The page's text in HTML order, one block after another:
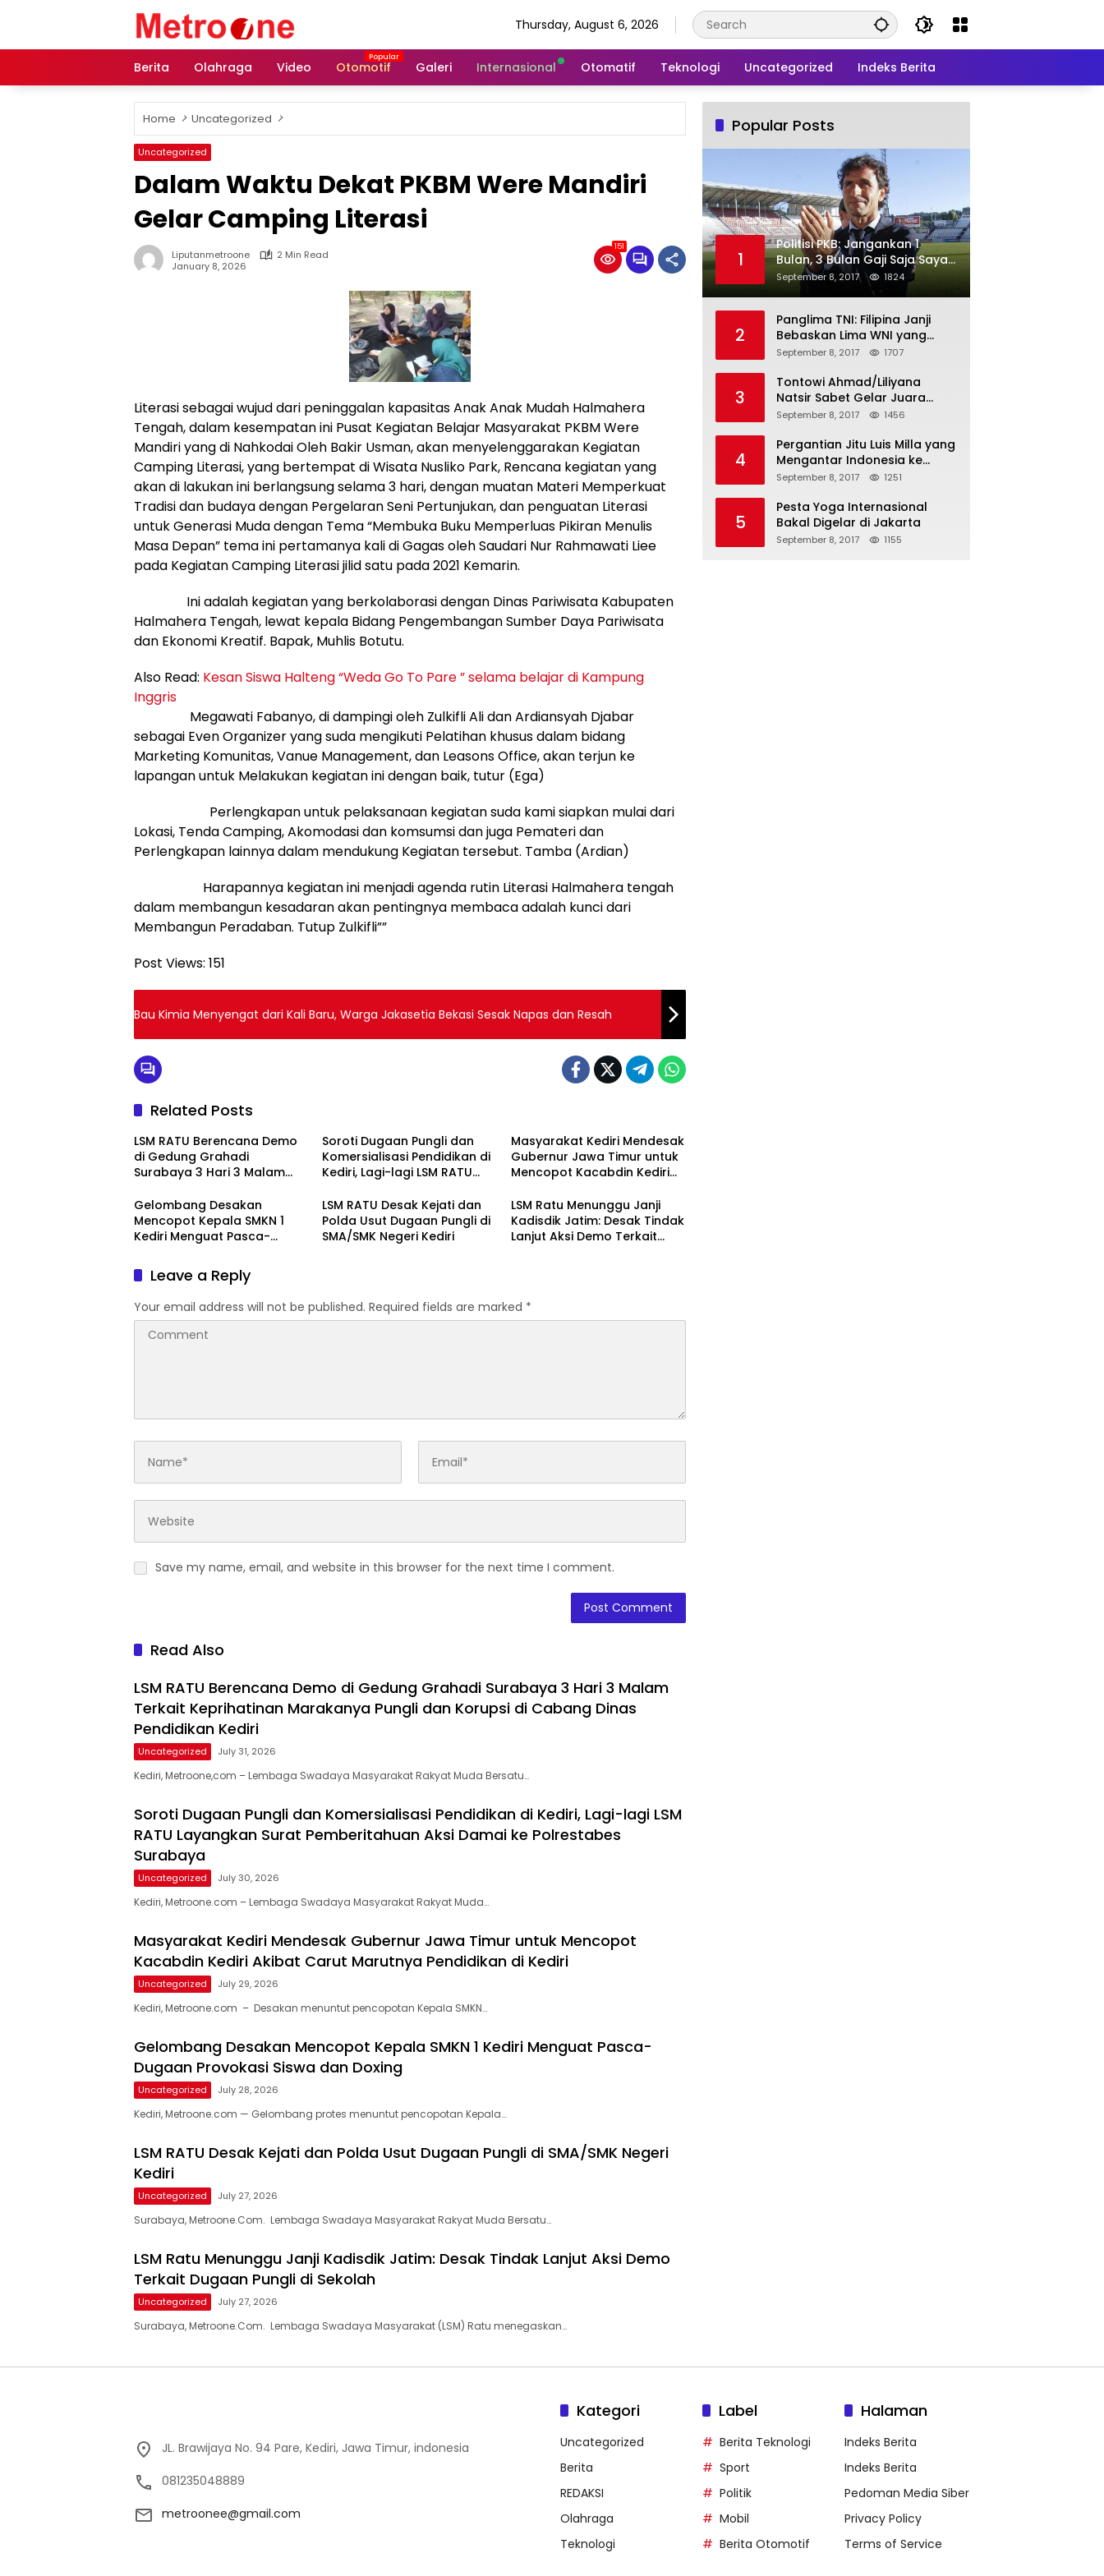
Thursday, August 6, 2026
Berita Olahraga Video Otomotif Galeri Internasional Otomatif Teknologi Uncategorized Indeks Berita
Home Uncategorized
Uncategorized
Dalam Waktu Dekat PKBM Were Mandiri
Gelar Camping Literasi
Liputanmetroone
2 Min Read
January 8, 2026
151
Literasi sebagai wujud dari peninggalan kapasitas Anak Anak Mudah Halmahera
Tengah, dalam kesempatan ini Pusat Kegiatan Belajar Masyarakat PKBM Were
Mandiri yang di Nahkodai Oleh Bakir Usman, akan menyelenggarakan Kegiatan
Camping Literasi, yang bertempat di Wisata Nusliko Park, Rencana kegiatan yang
akan di lakukan ini berlangsung selama 3 hari, dengan muatan Materi Memperkuat
Tradisi dan budaya dengan Pergelaran Seni Pertunjukan, dan penguatan Literasi
untuk Generasi Muda dengan Tema “Membuka Buku Memperluas Pikiran Menulis
Masa Depan” tema ini pertamanya kali di Gagas oleh Saudari Nur Rahmawati Liee
pada Kegiatan Camping Literasi jilid satu pada 2021 Kemarin.
Ini adalah kegiatan yang berkolaborasi dengan Dinas Pariwisata Kabupaten
Halmahera Tengah, lewat kepala Bidang Pengembangan Sumber Daya Pariwisata
dan Ekonomi Kreatif. Bapak, Muhlis Botutu.
Also Read: Kesan Siswa Halteng “Weda Go To Pare ” selama belajar di Kampung
Inggris
Megawati Fabanyo, di dampingi oleh Zulkifli Ali dan Ardiansyah Djabar
sebagai Even Organizer yang suda mengikuti Pelatihan khusus dalam bidang
Marketing Komunitas, Vanue Management, dan Leasons Office, akan terjun ke
lapangan untuk Melakukan kegiatan ini dengan baik, tutur (Ega)
Perlengkapan untuk pelaksanaan kegiatan suda kami siapkan mulai dari
Lokasi, Tenda Camping, Akomodasi dan komsumsi dan juga Pemateri dan
Perlengkapan lainnya dalam mendukung Kegiatan tersebut. Tamba (Ardian)
Harapannya kegiatan ini menjadi agenda rutin Literasi Halmahera tengah
dalam membangun kesadaran akan pentingnya membaca adalah kunci dari
Membangun Peradaban. Tutup Zulkifli””
Post Views: 151
Bau Kimia Menyengat dari Kali Baru, Warga Jakasetia Bekasi Sesak Napas dan Resah
Related Posts
LSM RATU Berencana Demo
di Gedung Grahadi
Surabaya 3 Hari 3 Malam
Marakanya Pungli dan
Korupsi di Cabang Dinas
Pendidikan Kediri
Soroti Dugaan Pungli dan
Komersialisasi Pendidikan di
Kediri, Lagi-lagi LSM RATU
Pemberitahuan Aksi Damai
ke Polrestabes Surabaya
Masyarakat Kediri Mendesak
Gubernur Jawa Timur untuk
Mencopot Kacabdin Kediri
Pendidikan di Kediri
Gelombang Desakan
Mencopot Kepala SMKN 1
Kediri Menguat Pasca-
Doxing
LSM RATU Desak Kejati dan
Polda Usut Dugaan Pungli di
SMA/SMK Negeri Kediri
LSM Ratu Menunggu Janji
Kadisdik Jatim: Desak Tindak
Lanjut Aksi Demo Terkait
Leave a Reply
Your email address will not be published. Required fields are marked *
Save my name, email, and website in this browser for the next time I comment.
Read Also
LSM RATU Berencana Demo di Gedung Grahadi Surabaya 3 Hari 3 Malam
Terkait Keprihatinan Marakanya Pungli dan Korupsi di Cabang Dinas
Pendidikan Kediri
Uncategorized July 31, 2026
​Kediri, Metroone,com – Lembaga Swadaya Masyarakat Rakyat Muda Bersatu…
Soroti Dugaan Pungli dan Komersialisasi Pendidikan di Kediri, Lagi-lagi LSM
RATU Layangkan Surat Pemberitahuan Aksi Damai ke Polrestabes
Surabaya
Uncategorized July 30, 2026
Kediri, Metroone.com – Lembaga Swadaya Masyarakat Rakyat Muda…
Masyarakat Kediri Mendesak Gubernur Jawa Timur untuk Mencopot
Kacabdin Kediri Akibat Carut Marutnya Pendidikan di Kediri
Uncategorized July 29, 2026
Kediri, Metroone.com – Desakan menuntut pencopotan Kepala SMKN…
Gelombang Desakan Mencopot Kepala SMKN 1 Kediri Menguat Pasca-
Dugaan Provokasi Siswa dan Doxing
Uncategorized July 28, 2026
Kediri, Metroone.com — Gelombang protes menuntut pencopotan Kepala…
LSM RATU Desak Kejati dan Polda Usut Dugaan Pungli di SMA/SMK Negeri
Kediri
Uncategorized July 27, 2026
Surabaya, Metroone.Com. Lembaga Swadaya Masyarakat Rakyat Muda Bersatu…
LSM Ratu Menunggu Janji Kadisdik Jatim: Desak Tindak Lanjut Aksi Demo
Terkait Dugaan Pungli di Sekolah
Uncategorized July 27, 2026
Surabaya, Metroone.Com. Lembaga Swadaya Masyarakat (LSM) Ratu menegaskan…
Popular Posts
1
Politisi PKB: Jangankan 1
Bulan, 3 Bulan Gaji Saja Saya
Siap untuk Rohingya
September 8, 2017 1824
2
Panglima TNI: Filipina Janji
Bebaskan Lima WNI yang
Disandera Abu Sayyaf
September 8, 2017 1707
3
Tontowi Ahmad/Liliyana
Natsir Sabet Gelar Juara
Dunia Kedua
September 8, 2017 1456
4
Pergantian Jitu Luis Milla yang
Mengantar Indonesia ke
Semifinal
September 8, 2017 1251
5
Pesta Yoga Internasional
Bakal Digelar di Jakarta
September 8, 2017 1155
JL. Brawijaya No. 94 Pare, Kediri, Jawa Timur, indonesia
081235048889
metroonee@gmail.com
Kategori
Uncategorized
Berita
REDAKSI
Olahraga
Teknologi
Label
Berita Teknologi
Sport
Politik
Mobil
Berita Otomotif
Halaman
Indeks Berita
Indeks Berita
Pedoman Media Siber
Privacy Policy
Terms of Service